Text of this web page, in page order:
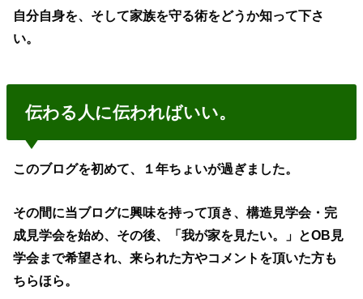
自分自身を、そして家族を守る術をどうか知って下さ
い。
伝わる人に伝わればいい。
このブログを初めて、１年ちょいが過ぎました。
その間に当ブログに興味を持って頂き、構造見学会・完
成見学会を始め、その後、「我が家を見たい。」とOB見
学会まで希望され、来られた方やコメントを頂いた方も
ちらほら。